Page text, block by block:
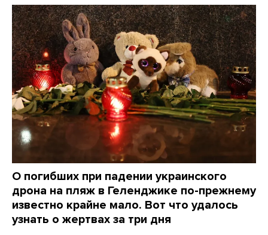
О погибших при падении украинского
дрона на пляж в Геленджике по-прежнему
известно крайне мало. Вот что удалось
узнать о жертвах за три дня